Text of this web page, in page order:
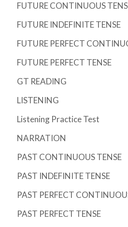
FUTURE CONTINUOUS
FUTURE INDEFINITE TENSE
FUTURE PERFECT
FUTURE PERFECT TENSE
GT READING
LISTENING
Listening Practice Test
NARRATION
PAST CONTINUOUS TENSE
PAST INDEFINITE TENSE
PAST PERFECT
PAST PERFECT TENSE